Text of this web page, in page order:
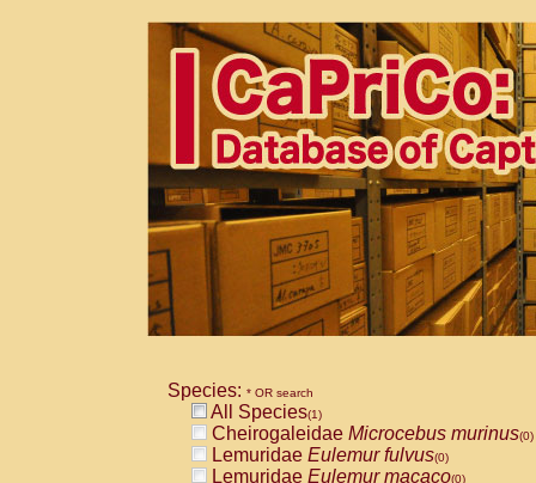
Species: * OR search
All Species(1)
Cheirogaleidae Microcebus murinus(0)
Lemuridae Eulemur fulvus(0)
Lemuridae Eulemur macaco(0)